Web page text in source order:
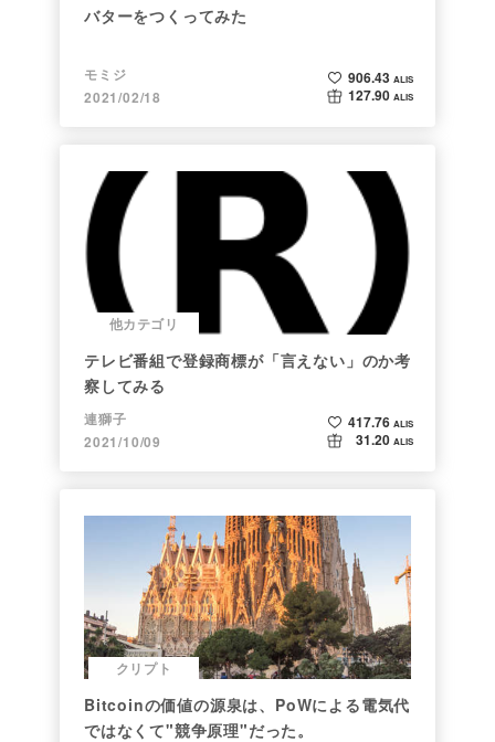
バターをつくってみた
モミジ
2021/02/18
906.43 ALIS
127.90 ALIS
他カテゴリ
テレビ番組で登録商標が「言えない」のか考
察してみる
連獅子
2021/10/09
417.76 ALIS
31.20 ALIS
クリプト
Bitcoinの価値の源泉は、PoWによる電気代
ではなくて"競争原理"だった。